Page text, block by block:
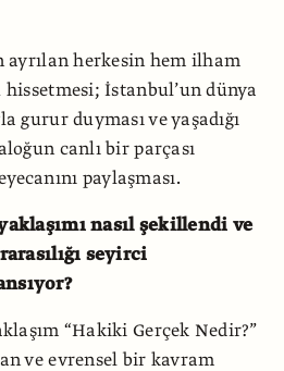
herkesin hem ilham
İstanbul’un dünya
gurur duyması ve yaşadığı
canlı bir parçası
paylaşması.
nasıl şekillendi ve
seyirci
“Hakiki Gerçek Nedir?”
ve evrensel bir kavram